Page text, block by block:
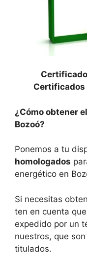
Certificados
¿Cómo obtener
Bozoó?
Ponemos a tu
homologados
energético en
Si necesitas
ten en cuenta
expedido por un
nuestros, que
titulados.